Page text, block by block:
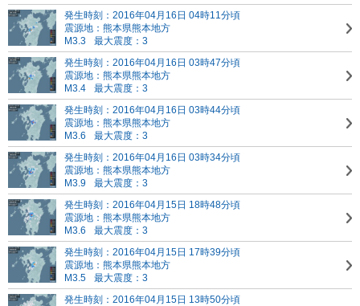
発生時刻：2016年04月16日 04時11分頃
震源地：熊本県熊本地方
M3.3
最大震度：3
発生時刻：2016年04月16日 03時47分頃
震源地：熊本県熊本地方
M3.4
最大震度：3
発生時刻：2016年04月16日 03時44分頃
震源地：熊本県熊本地方
M3.6
最大震度：3
発生時刻：2016年04月16日 03時34分頃
震源地：熊本県熊本地方
M3.9
最大震度：3
発生時刻：2016年04月15日 18時48分頃
震源地：熊本県熊本地方
M3.6
最大震度：3
発生時刻：2016年04月15日 17時39分頃
震源地：熊本県熊本地方
M3.5
最大震度：3
発生時刻：2016年04月15日 13時50分頃